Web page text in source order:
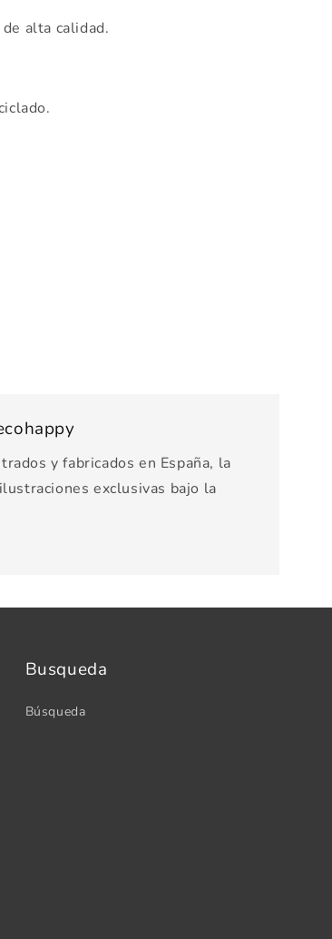
alta calidad.
y fabricados en España, la
exclusivas bajo la
Busqueda
Búsqueda